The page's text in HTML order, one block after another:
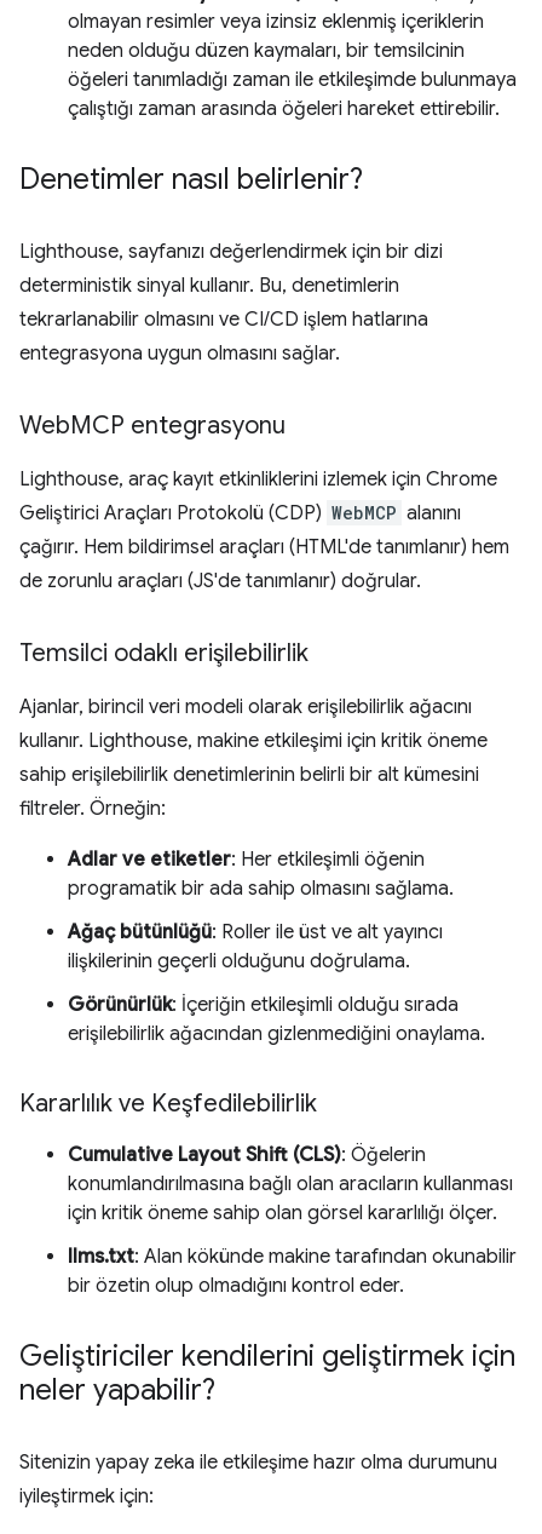
olmayan resimler veya izinsiz eklenmiş içeriklerin
neden olduğu düzen kaymaları, bir temsilcinin
öğeleri tanımladığı zaman ile etkileşimde bulunmaya
çalıştığı zaman arasında öğeleri hareket ettirebilir.
Denetimler nasıl belirlenir?
Lighthouse, sayfanızı değerlendirmek için bir dizi
deterministik sinyal kullanır. Bu, denetimlerin
tekrarlanabilir olmasını ve CI/CD işlem hatlarına
entegrasyona uygun olmasını sağlar.
WebMCP entegrasyonu
Lighthouse, araç kayıt etkinliklerini izlemek için Chrome
Geliştirici Araçları Protokolü (CDP) WebMCP alanını
çağırır. Hem bildirimsel araçları (HTML'de tanımlanır) hem
de zorunlu araçları (JS'de tanımlanır) doğrular.
Temsilci odaklı erişilebilirlik
Ajanlar, birincil veri modeli olarak erişilebilirlik ağacını
kullanır. Lighthouse, makine etkileşimi için kritik öneme
sahip erişilebilirlik denetimlerinin belirli bir alt kümesini
filtreler. Örneğin:
Adlar ve etiketler: Her etkileşimli öğenin
programatik bir ada sahip olmasını sağlama.
Ağaç bütünlüğü: Roller ile üst ve alt yayıncı
ilişkilerinin geçerli olduğunu doğrulama.
Görünürlük: İçeriğin etkileşimli olduğu sırada
erişilebilirlik ağacından gizlenmediğini onaylama.
Kararlılık ve Keşfedilebilirlik
Cumulative Layout Shift (CLS): Öğelerin
konumlandırılmasına bağlı olan aracıların kullanması
için kritik öneme sahip olan görsel kararlılığı ölçer.
llms.txt: Alan kökünde makine tarafından okunabilir
bir özetin olup olmadığını kontrol eder.
Geliştiriciler kendilerini geliştirmek için
neler yapabilir?
Sitenizin yapay zeka ile etkileşime hazır olma durumunu
iyileştirmek için: